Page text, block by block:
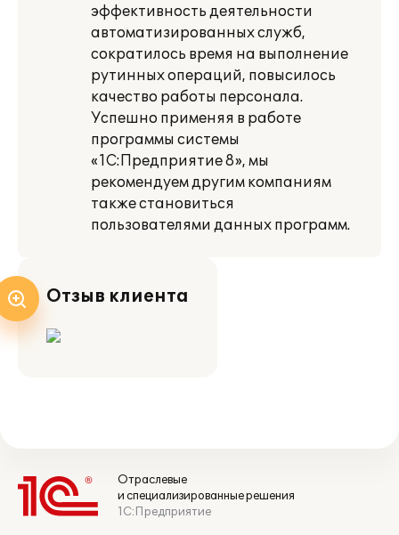
эффективность деятельности
автоматизированных служб,
сократилось время на выполнение
рутинных операций, повысилось
качество работы персонала.
Успешно применяя в работе
программы системы
«1С:Предприятие 8», мы
рекомендуем другим компаниям
также становиться
пользователями данных программ.
Отзыв клиента
Отраслевые
и специализированные решения
1С:Предприятие